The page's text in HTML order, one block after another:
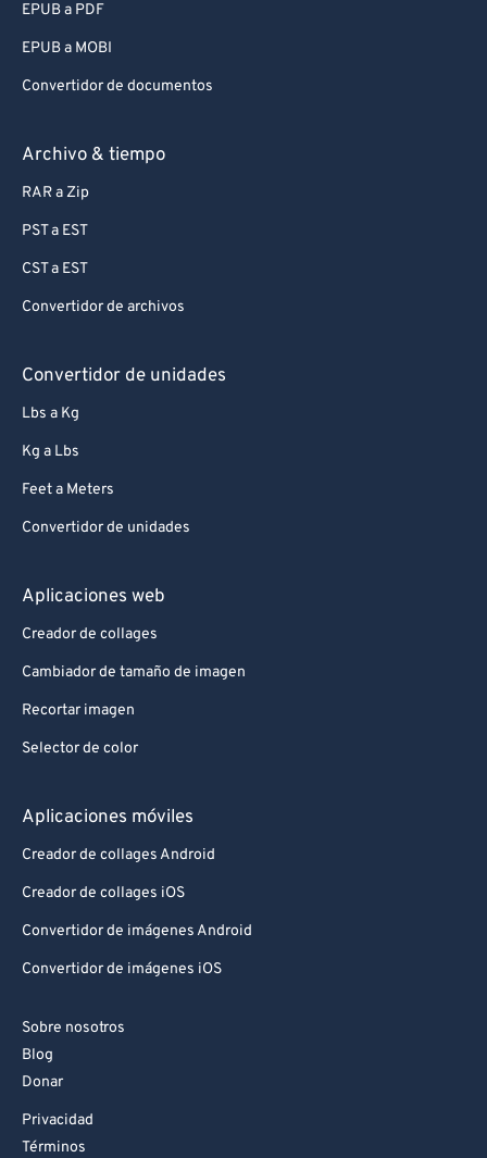
EPUB a PDF
EPUB a MOBI
Convertidor de documentos
Archivo & tiempo
RAR a Zip
PST a EST
CST a EST
Convertidor de archivos
Convertidor de unidades
Lbs a Kg
Kg a Lbs
Feet a Meters
Convertidor de unidades
Aplicaciones web
Creador de collages
Cambiador de tamaño de imagen
Recortar imagen
Selector de color
Aplicaciones móviles
Creador de collages Android
Creador de collages iOS
Convertidor de imágenes Android
Convertidor de imágenes iOS
Sobre nosotros
Blog
Donar
Privacidad
Términos